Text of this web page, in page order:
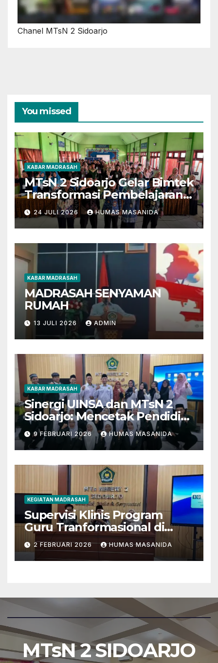
Chanel MTsN 2 Sidoarjo
You missed
KABAR MADRASAH
MTsN 2 Sidoarjo Gelar Bimtek
Transformasi Pembelajaran
Berbasis AI dan Deep
Learning
24 JULI 2026 HUMAS MASANIDA
KABAR MADRASAH
MADRASAH SENYAMAN
RUMAH
13 JULI 2026 ADMIN
KABAR MADRASAH
Sinergi UINSA dan MTsN 2
Sidoarjo: Mencetak Pendidik
Berkarakter Menghadapi
Tantangan Zaman
9 FEBRUARI 2026 HUMAS MASANIDA
KEGIATAN MADRASAH
Supervisi Klinis Program
Guru Tranformasional di
MTsN 2 Sidoarjo
2 FEBRUARI 2026 HUMAS MASANIDA
MTsN 2 SIDOARJO